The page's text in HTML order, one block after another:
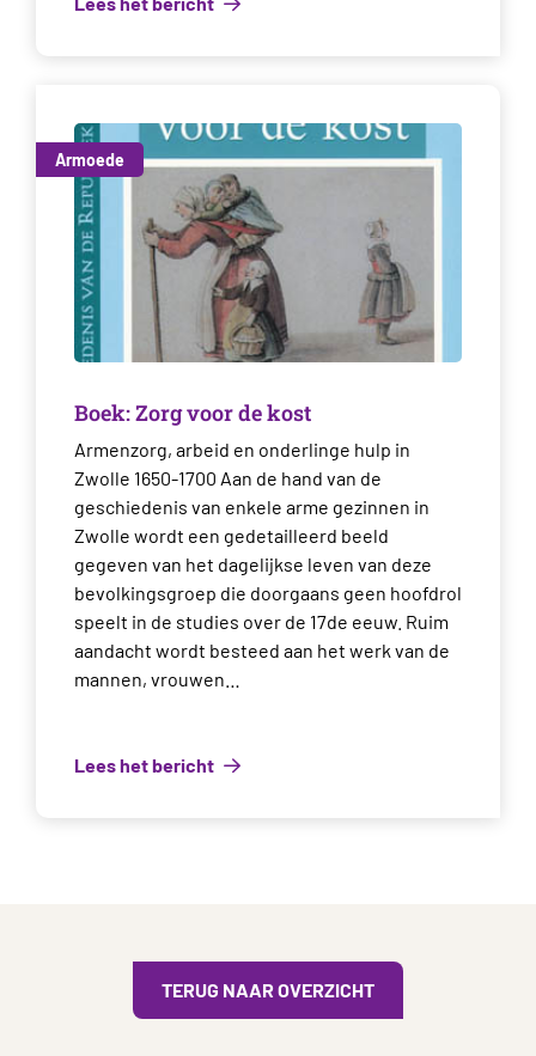
Armoede
Boek: Zorg voor de kost
Armenzorg, arbeid en onderlinge hulp in
Zwolle 1650-1700 Aan de hand van de
geschiedenis van enkele arme gezinnen in
Zwolle wordt een gedetailleerd beeld
gegeven van het dagelijkse leven van deze
bevolkingsgroep die doorgaans geen hoofdrol
speelt in de studies over de 17de eeuw. Ruim
aandacht wordt besteed aan het werk van de
mannen, vrouwen…
Lees het bericht
TERUG NAAR OVERZICHT